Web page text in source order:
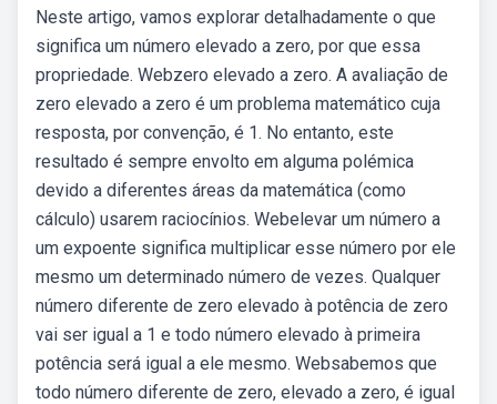
Neste artigo, vamos explorar detalhadamente o que
significa um número elevado a zero, por que essa
propriedade. Webzero elevado a zero. A avaliação de
zero elevado a zero é um problema matemático cuja
resposta, por convenção, é 1. No entanto, este
resultado é sempre envolto em alguma polémica
devido a diferentes áreas da matemática (como
cálculo) usarem raciocínios. Webelevar um número a
um expoente significa multiplicar esse número por ele
mesmo um determinado número de vezes. Qualquer
número diferente de zero elevado à potência de zero
vai ser igual a 1 e todo número elevado à primeira
potência será igual a ele mesmo. Websabemos que
todo número diferente de zero, elevado a zero, é igual